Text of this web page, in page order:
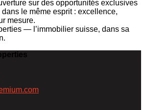
sur des opportunités exclusives
dans le même esprit : excellence,
mesure.
— l’immobilier suisse, dans sa
.